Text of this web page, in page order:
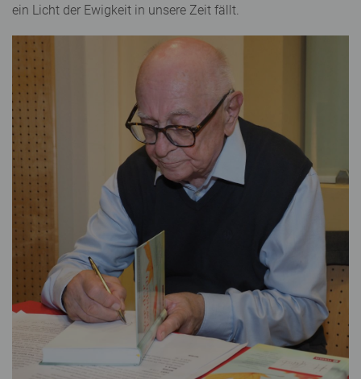
ein Licht der Ewigkeit in unsere Zeit fällt.